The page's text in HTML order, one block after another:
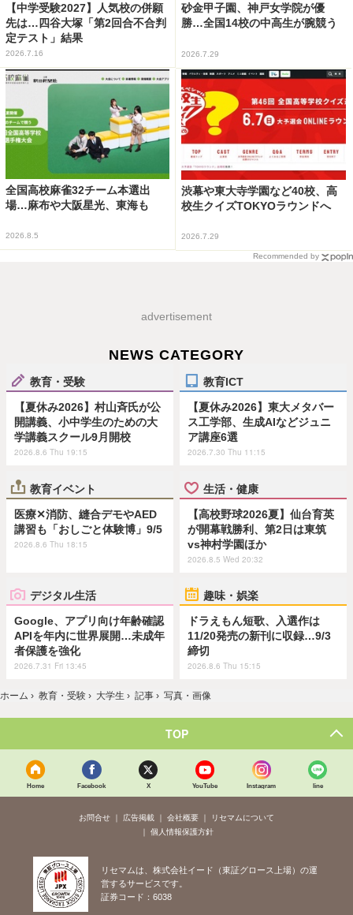
【中学受験2027】人気校の併願
先は…四谷大塚「第2回合不合判
定テスト」結果
2026.7.16
砂金甲子園、神戸女学院が優
勝…全国14校の中高生が腕競う
2026.7.29
全国高校麻雀32チーム本選出
場…麻布や大阪星光、東海も
2026.8.5
渋幕や東大寺学園など40校、高
校生クイズTOKYOラウンドへ
2026.7.29
Recommended by
advertisement
NEWS CATEGORY
教育・受験
【夏休み2026】村山斉氏が公
開講義、小中学生のための大
学講義スクール9月開校
2026.8.6 Thu 19:15
教育ICT
【夏休み2026】東大メタバー
ス工学部、生成AIなどジュニ
ア講座6選
2026.7.30 Thu 11:15
教育イベント
医療✕消防、縫合デモやAED
講習も「おしごと体験博」9/5
2026.8.6 Thu 18:15
生活・健康
【高校野球2026夏】仙台育英
が開幕戦勝利、第2日は東筑
vs神村学園ほか
2026.8.5 Wed 20:32
デジタル生活
Google、アプリ向け年齢確認
APIを年内に世界展開…未成年
者保護を強化
2026.7.31 Fri 13:45
趣味・娯楽
ドラえもん短歌、入選作は
11/20発売の新刊に収録…9/3
締切
2026.8.6 Thu 15:15
ホーム › 教育・受験 › 大学生 › 記事 › 写真・画像
TOP
Home Facebook X YouTube Instagram line
お問合せ 広告掲載 会社概要
リセマムについて
個人情報保護方針
リセマムは、株式会社イード（東証グロース上場）の運
営するサービスです。
証券コード：6038